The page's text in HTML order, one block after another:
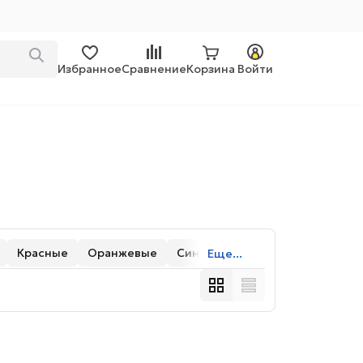
ИзбранноеСравнениеКорзина Войти
Еще...
Красные Оранжевые
Синие